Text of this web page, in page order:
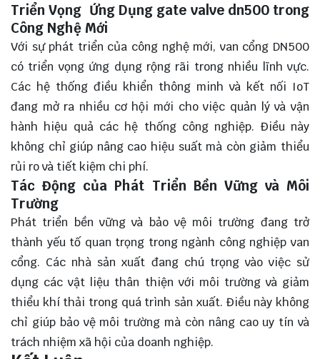
Triển Vọng Ứng Dụng gate valve dn500 trong
Công Nghệ Mới
Với sự phát triển của công nghệ mới, van cổng DN500
có triển vọng ứng dụng rộng rãi trong nhiều lĩnh vực.
Các hệ thống điều khiển thông minh và kết nối IoT
đang mở ra nhiều cơ hội mới cho việc quản lý và vận
hành hiệu quả các hệ thống công nghiệp. Điều này
không chỉ giúp nâng cao hiệu suất mà còn giảm thiểu
rủi ro và tiết kiệm chi phí.
Tác Động của Phát Triển Bền Vững và Môi
Trường
Phát triển bền vững và bảo vệ môi trường đang trở
thành yếu tố quan trọng trong ngành công nghiệp van
cổng. Các nhà sản xuất đang chú trọng vào việc sử
dụng các vật liệu thân thiện với môi trường và giảm
thiểu khí thải trong quá trình sản xuất. Điều này không
chỉ giúp bảo vệ môi trường mà còn nâng cao uy tín và
trách nhiệm xã hội của doanh nghiệp.